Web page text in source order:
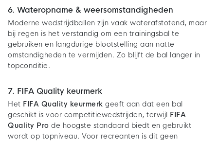
6. Wateropname & weersomstandigheden
Moderne wedstrijdballen zijn vaak waterafstotend, maar
bij regen is het verstandig om een trainingsbal te
gebruiken en langdurige blootstelling aan natte
omstandigheden te vermijden. Zo blijft de bal langer in
topconditie.
7. FIFA Quality keurmerk
Het FIFA Quality keurmerk geeft aan dat een bal
geschikt is voor competitiewedstrijden, terwijl FIFA
Quality Pro de hoogste standaard biedt en gebruikt
wordt op topniveau. Voor recreanten is dit geen